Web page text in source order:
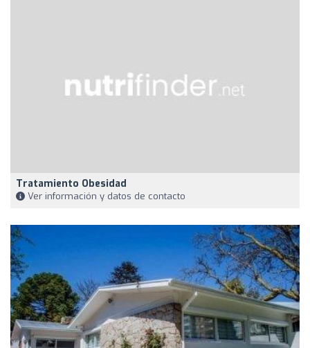
Tratamiento Obesidad
Ver información y datos de contacto